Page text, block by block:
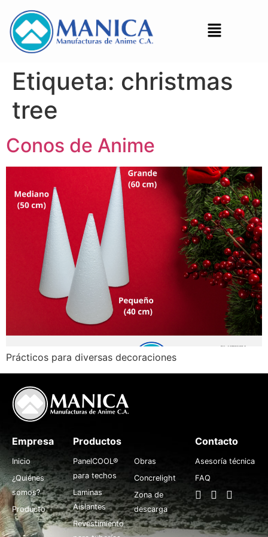
Etiqueta: christmas
tree
Conos de Anime
Prácticos para diversas decoraciones
Empresa
Inicio
¿Quiénes
somos?
Producto
Productos
PanelCOOL®
para techos
Laminas
Aislantes
Revestimiento
Obras
Concrelight
Zona de
descarga
Contacto
Asesoría técnica
FAQ